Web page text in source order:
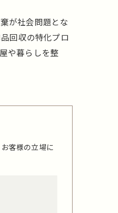
が社会問題とな
回収の特化プロ
や暮らしを整
客様の立場に